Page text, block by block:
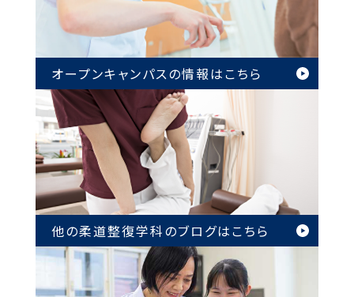
オープンキャンパスの情報はこちら
他の柔道整復学科のブログはこちら